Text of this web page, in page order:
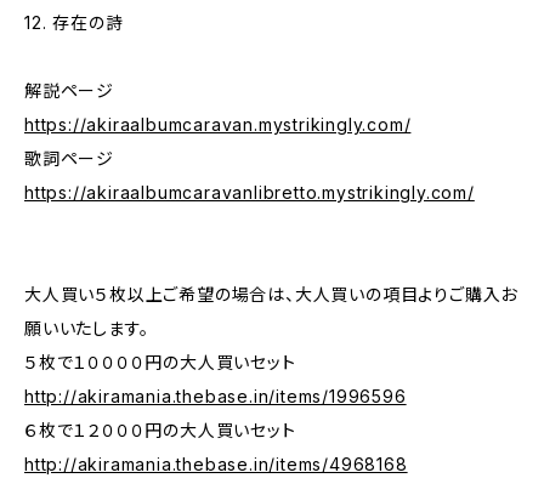
12. 存在の詩
解説ページ
https://akiraalbumcaravan.mystrikingly.com/
歌詞ページ
https://akiraalbumcaravanlibretto.mystrikingly.com/
大人買い５枚以上ご希望の場合は、大人買いの項目よりご購入お
願いいたします。
５枚で１００００円の大人買いセット
http://akiramania.thebase.in/items/1996596
６枚で１２０００円の大人買いセット
http://akiramania.thebase.in/items/4968168